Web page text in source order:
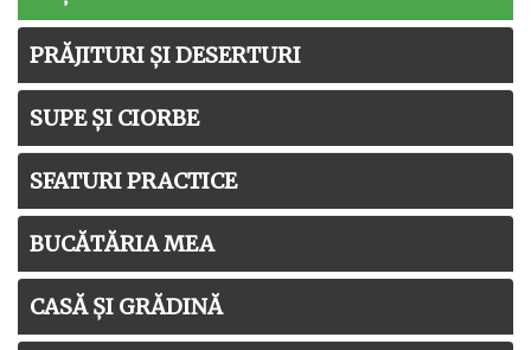
PRĂJITURI ȘI DESERTURI
SUPE ȘI CIORBE
SFATURI PRACTICE
BUCĂTĂRIA MEA
CASĂ ȘI GRĂDINĂ